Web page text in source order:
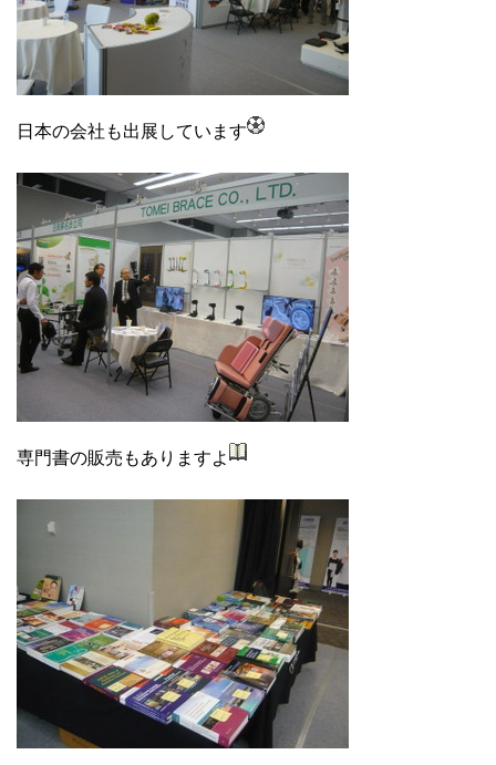
日本の会社も出展しています
専門書の販売もありますよ